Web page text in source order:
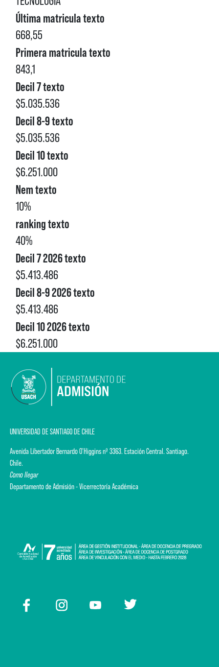
Última matricula texto
668,55
Primera matricula texto
843,1
Decil 7 texto
$5.035.536
Decil 8-9 texto
$5.035.536
Decil 10 texto
$6.251.000
Nem texto
10%
ranking texto
40%
Decil 7 2026 texto
$5.413.486
Decil 8-9 2026 texto
$5.413.486
Decil 10 2026 texto
$6.251.000
UNIVERSIDAD DE SANTIAGO DE CHILE
Avenida Libertador Bernardo O'Higgins nº 3363. Estación Central. Santiago.
Chile.
Como llegar
Departamento de Admisión - Vicerrectoría Académica